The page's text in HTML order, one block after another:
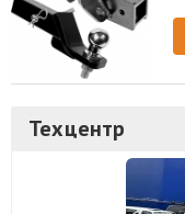
Техцентр